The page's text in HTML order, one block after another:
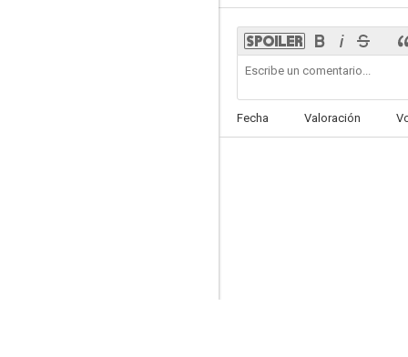
Fecha Valoración